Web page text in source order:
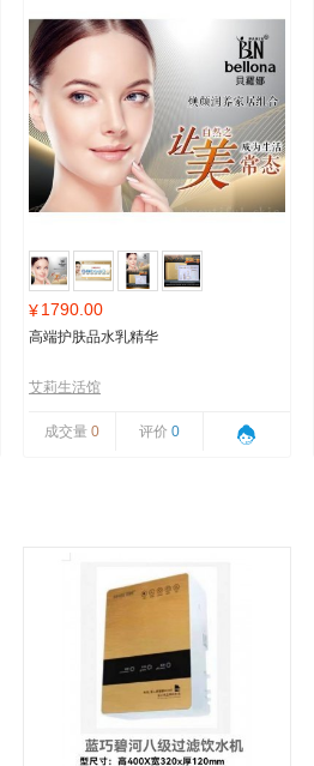
¥1790.00
高端护肤品水乳精华
艾莉生活馆
成交量 0 评价 0